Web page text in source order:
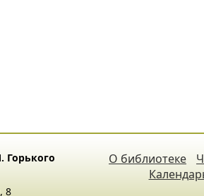
Горького
8
О библиотеке